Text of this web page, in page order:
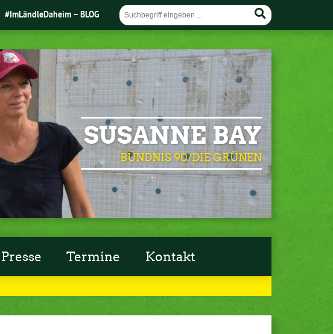
#ImLändleDaheim – BLOG
SUSANNE BAY
BÜNDNIS 90/DIE GRÜNEN
Presse Termine Kontakt